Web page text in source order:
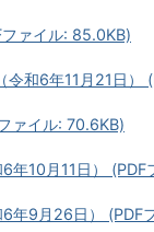
ァイル: 85.0KB)
令和6年11月21日）
ァイル: 70.6KB)
年10月11日） (PDF
年9月26日） (PDF